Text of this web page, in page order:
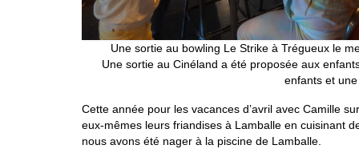
Une sortie au bowling Le Strike à Trégueux le
Une sortie au Cinéland a été proposée aux
enfants et
Cette année pour les vacances d’avril avec Camille
eux-mêmes leurs friandises à Lamballe en cuisinant
nous avons été nager à la piscine de Lamballe.